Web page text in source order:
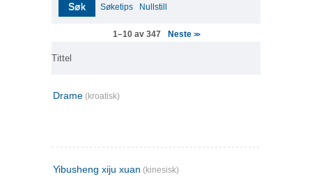
Søk Søketips Nullstill
1–10 av 347 Neste >>
Tittel
Drame (kroatisk)
Yibusheng xiju xuan (kinesisk)